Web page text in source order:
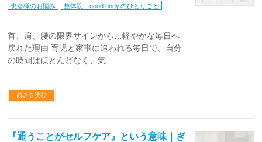
患者様のお悩み
整体院 good body.のひとりごと
首、肩、腰の限界サインから…軽やかな毎日へ
戻れた理由 育児と家事に追われる毎日で、自分
の時間はほとんどなく、気 …
続きを読む
『通うことがセルフケア』という意味｜ぎ